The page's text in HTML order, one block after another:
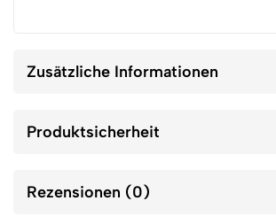
Zusätzliche Informationen
Produktsicherheit
Rezensionen (0)